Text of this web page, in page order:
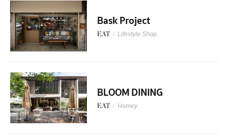
Bask Project
EAT / Lifestyle Shop
BLOOM DINING
EAT / Homey